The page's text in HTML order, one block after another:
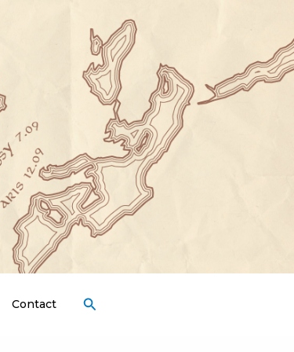
Contact Rechercher